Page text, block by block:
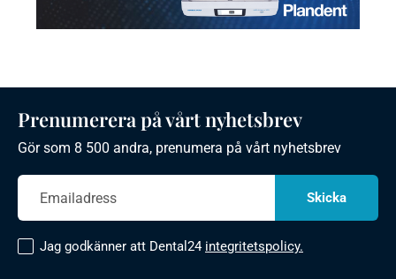
Prenumerera på vårt nyhetsbrev
Gör som 8 500 andra, prenumera på vårt nyhetsbrev
Jag godkänner att Dental24 integritetspolicy.